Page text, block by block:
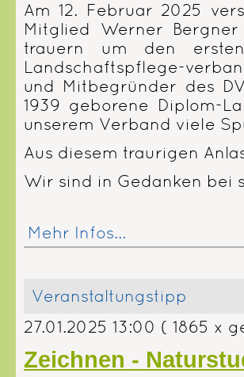
Am 12. Februar 2025
Mitglied Werner
trauern um den
Landschaftspflege-
und Mitbegründer des
1939 geborene Diplom-
unserem Verband viele
Aus diesem traurigen
Wir sind in Gedanken bei
Mehr Infos...
Veranstaltungstipp
27.01.2025 13:00 ( 1865 x
Zeichnen -